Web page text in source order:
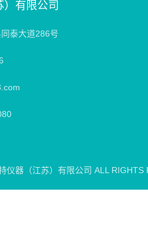
有限公司
泰大道286号
仪器（江苏）有限公司 ALL RIGHTS